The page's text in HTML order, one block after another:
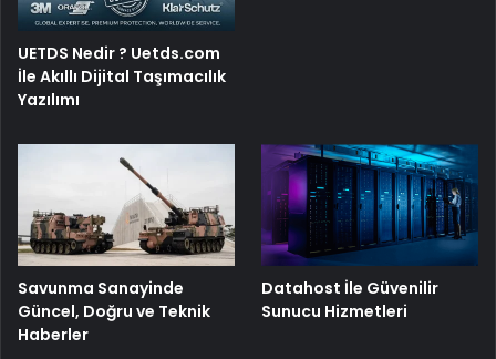
UETDS Nedir ? Uetds.com
İle Akıllı Dijital Taşımacılık
Yazılımı
Savunma Sanayinde
Güncel, Doğru ve Teknik
Haberler
Datahost İle Güvenilir
Sunucu Hizmetleri